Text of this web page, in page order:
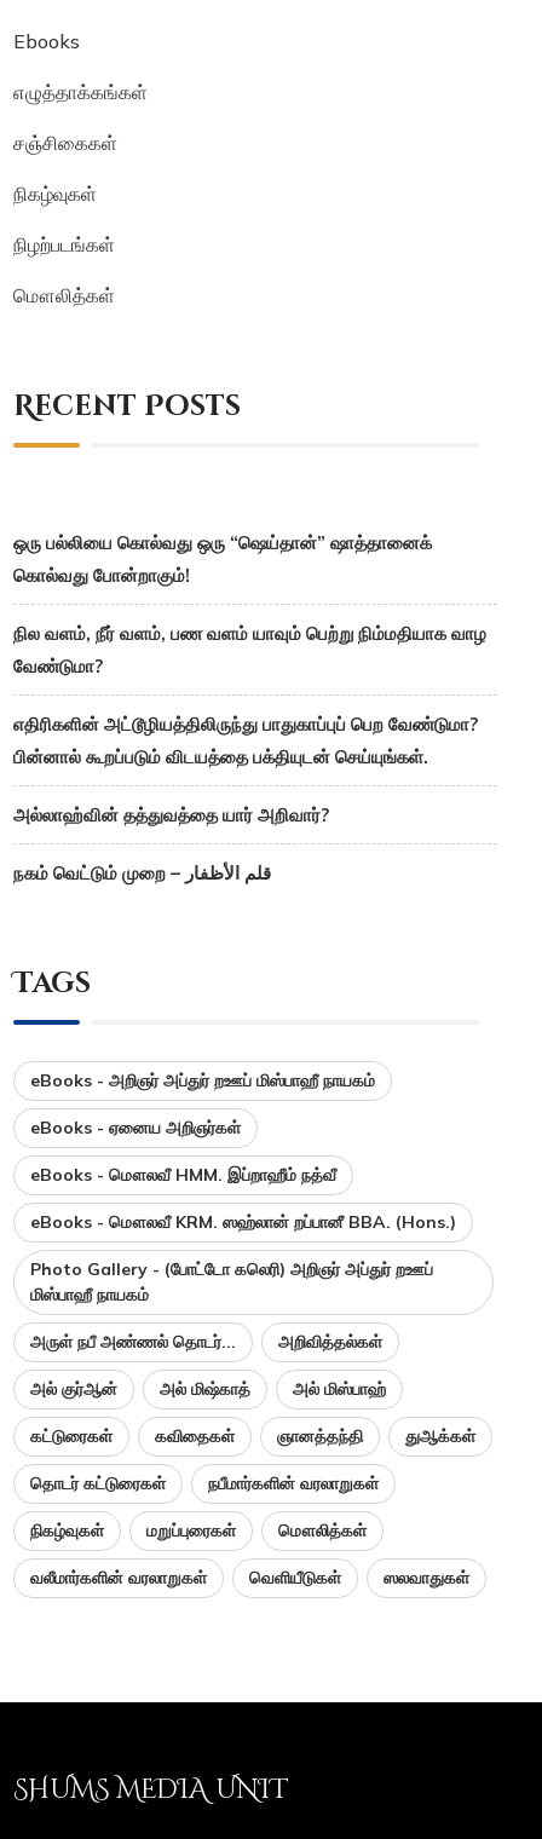
Ebooks
எழுத்தாக்கங்கள்
சஞ்சிகைகள்
நிகழ்வுகள்
நிழற்படங்கள்
மௌலித்கள்
Recent Posts
ஒரு பல்லியை கொல்வது ஒரு “ஷெய்தான்” ஷாத்தானைக்
கொல்வது போன்றாகும்!
நில வளம், நீர் வளம், பண வளம் யாவும் பெற்று நிம்மதியாக வாழ
வேண்டுமா?
எதிரிகளின் அட்டூழியத்திலிருந்து பாதுகாப்புப் பெற வேண்டுமா?
பின்னால் கூறப்படும் விடயத்தை பக்தியுடன் செய்யுங்கள்.
அல்லாஹ்வின் தத்துவத்தை யார் அறிவார்?
நகம் வெட்டும் முறை – قلم الأظفار
Tags
eBooks - அறிஞர் அப்துர் றஊப் மிஸ்பாஹீ நாயகம்
eBooks - ஏனைய அறிஞர்கள்
eBooks - மௌலவீ HMM. இப்றாஹீம் நத்வீ
eBooks - மௌலவீ KRM. ஸஹ்லான் றப்பானீ BBA. (Hons.)
Photo Gallery - (போட்டோ கலெரி) அறிஞர் அப்துர் றஊப்
மிஸ்பாஹீ நாயகம்
அருள் நபீ அண்ணல் தொடர்... அறிவித்தல்கள்
அல் குர்ஆன் அல் மிஷ்காத் அல் மிஸ்பாஹ்
கட்டுரைகள் கவிதைகள் ஞானத்தந்தி துஆக்கள்
தொடர் கட்டுரைகள் நபீமார்களின் வரலாறுகள்
நிகழ்வுகள் மறுப்புரைகள் மௌலித்கள்
வலீமார்களின் வரலாறுகள் வெளியீடுகள் ஸலவாதுகள்
SHUMS MEDIA UNIT